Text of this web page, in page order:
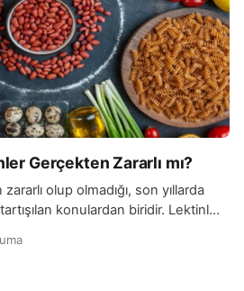
Gerçekten Zararlı mı?
olup olmadığı, son yıllarda
konulardan biridir. Lektinler,